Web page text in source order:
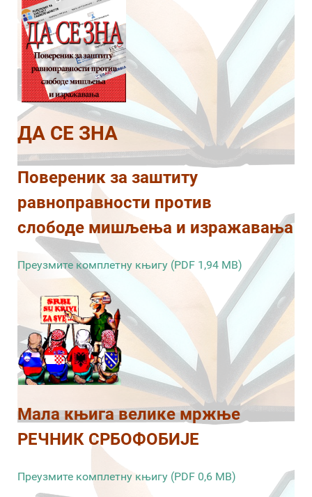
ДА СЕ ЗНА
Повереник за заштиту
равноправности против
слободе мишљења и изражавања
Преузмите комплетну књигу (PDF 1,94 MB)
Мала књига велике мржње
РЕЧНИК СРБОФОБИЈЕ
Преузмите комплетну књигу (PDF 0,6 MB)